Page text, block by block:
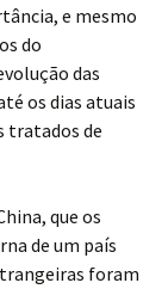
e mesmo
do
das
os dias atuais
tratados de
que os
de um país
foram